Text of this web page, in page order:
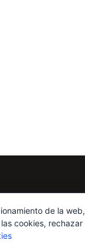
de la web,
cookies, rechazar